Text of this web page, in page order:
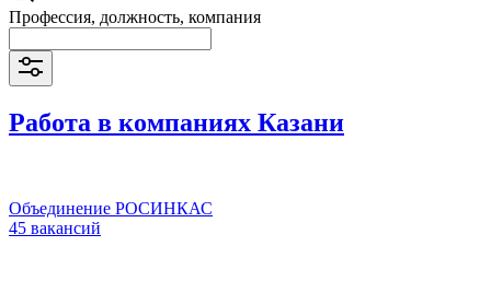
Профессия, должность, компания
Работа в компаниях Казани
Объединение РОСИНКАС
45 вакансий